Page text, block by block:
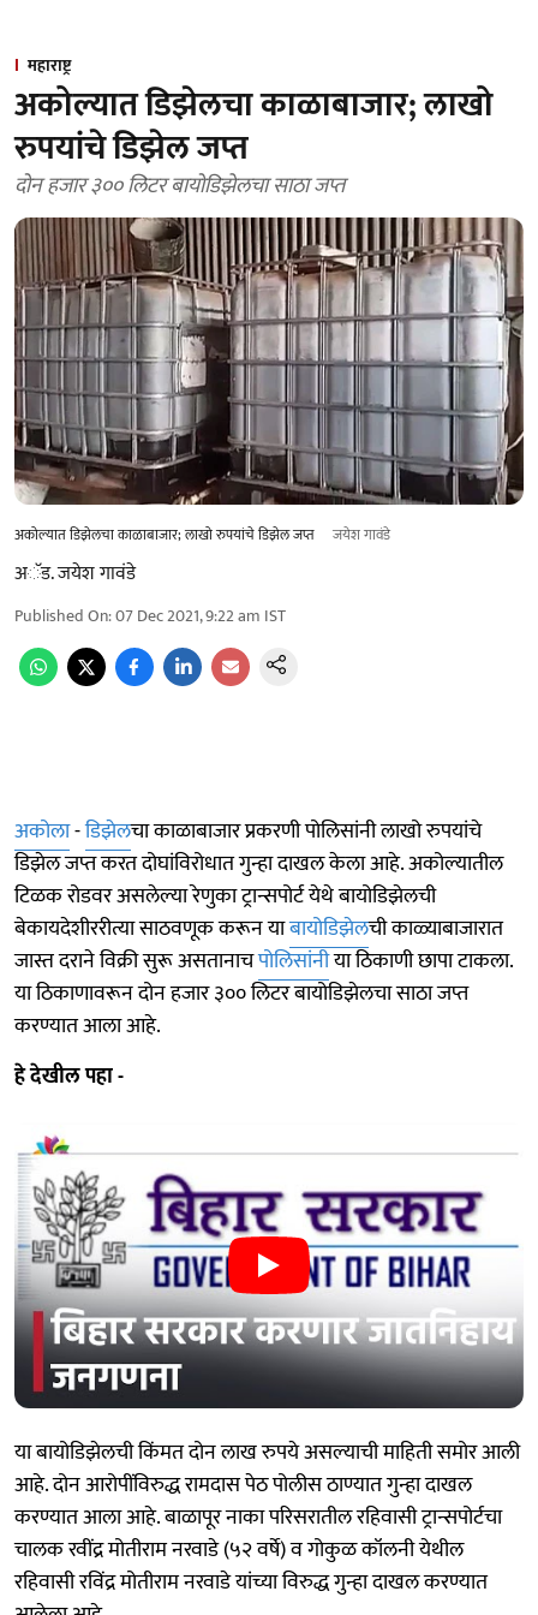
महाराष्ट्र
अकोल्यात डिझेलचा काळाबाजार; लाखो
रुपयांचे डिझेल जप्त
दोन हजार ३०० लिटर बायोडिझेलचा साठा जप्त
अकोल्यात डिझेलचा काळाबाजार; लाखो रुपयांचे डिझेल जप्त जयेश गावंडे
अॅड. जयेश गावंडे
Published On:07 Dec 2021, 9:22 am IST
अकोला-डिझेलचा काळाबाजार प्रकरणी पोलिसांनी लाखो रुपयांचे
डिझेल जप्त करत दोघांविरोधात गुन्हा दाखल केला आहे. अकोल्यातील
टिळक रोडवर असलेल्या रेणुका ट्रान्सपोर्ट येथे बायोडिझेलची
बेकायदेशीररीत्या साठवणूक करून याबायोडिझेलची काळ्याबाजारात
जास्त दराने विक्री सुरू असतानाचपोलिसांनीया ठिकाणी छापा टाकला.
या ठिकाणावरून दोन हजार ३०० लिटर बायोडिझेलचा साठा जप्त
करण्यात आला आहे.
हे देखील पहा -
या बायोडिझेलची किंमत दोन लाख रुपये असल्याची माहिती समोर आली
आहे. दोन आरोपींविरुद्ध रामदास पेठ पोलीस ठाण्यात गुन्हा दाखल
करण्यात आला आहे. बाळापूर नाका परिसरातील रहिवासी ट्रान्सपोर्टचा
चालक रवींद्र मोतीराम नरवाडे (५२ वर्षे) व गोकुळ कॉलनी येथील
रहिवासी रविंद्र मोतीराम नरवाडे यांच्या विरुद्ध गुन्हा दाखल करण्यात